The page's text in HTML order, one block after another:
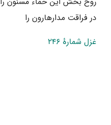
در فراقت مدارهارون را
غزل شمارهٔ ۲۴۶